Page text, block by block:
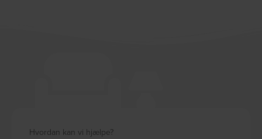
Hvordan kan vi hjælpe?